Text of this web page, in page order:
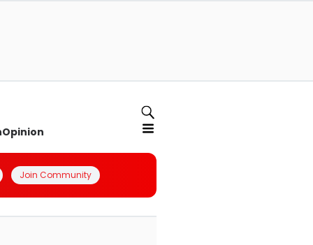
Opinion
Join Community